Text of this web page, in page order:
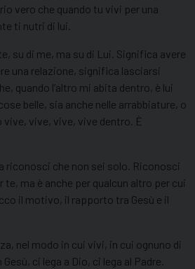
vero che quando tu vivi per una
ti nutri di lui.
su di me, ma su di Lui. Significa avere
una relazione, significa lasciarsi
quando l’altro mi abita dentro, è lui
belle, sia anche nelle arrabbiature, o
vive, vive, vive, vive dentro. È
riconosci che non sei solo. Riconosci
te, ma è anche per qualcun altro per cui
il motivo, il rapporto tra Gesù e il
nel modo in cui vivi, in cui ognuno di
ci lega a Dio, ci lega al Padre.